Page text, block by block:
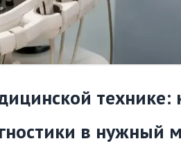
технике:
в нужный